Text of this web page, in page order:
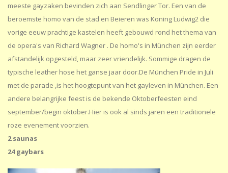
meeste gayzaken bevinden zich aan Sendlinger Tor. Een van de
beroemste homo van de stad en Beieren was Koning Ludwig2 die
vorige eeuw prachtige kastelen heeft gebouwd rond het thema van
de opera's van Richard Wagner . De homo's in München zijn eerder
afstandelijk opgesteld, maar zeer vriendelijk. Sommige dragen de
typische leather hose het ganse jaar door.De München Pride in Juli
met de parade ,is het hoogtepunt van het gayleven in München. Een
andere belangrijke feest is de bekende Oktoberfeesten eind
september/begin oktober.Hier is ook al sinds jaren een traditionele
roze evenement voorzien.
2 saunas
24 gaybars